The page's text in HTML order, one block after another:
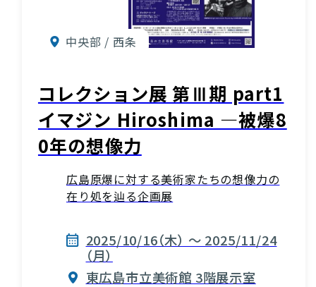
中央部 / 西条
コレクション展 第Ⅲ期 part1
イマジン Hiroshima ―被爆8
0年の想像力
広島原爆に対する美術家たちの想像力の
在り処を辿る企画展
2025/10/16（木） ～ 2025/11/24
（月）
東広島市立美術館 3階展示室